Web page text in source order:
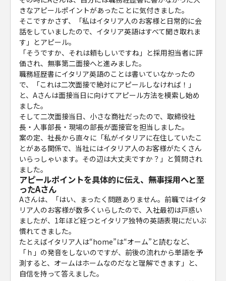
きなアピールポイントがあったことに気付きました。
そこですかさず、「私はイタリア人のお客様と日常的に会
話をしていましたので、イタリア英語はすべて聞き取れま
す」とアピール。
「そうですか、それは頼もしいですね」と採用担当者に評
価され、無事第二面接へと進みました。
職務経歴書にイタリア英語のことは書いていなかったの
で、「これは二次面接で絶対にアピールしなければ！」
と、Aさんは面接当日に向けてアピール方法を模索し始め
ました。
そして二次面接当日、小さな商社だったので、取締役社
長・人事部長・現場の部長が面接官を担当しました。
案の定、社長から直々に「私がイタリアに在住していたこ
とがある関係で、当社にはイタリア人のお客様がたくさん
いらっしゃいます。その辺は大丈夫ですか？」と質問され
ました。
アピールポイントを具体的に伝え、無事採用へと至
ったAさん
Aさんは、「はい、まったく問題ありません。前職ではイタ
リア人のお客様が数多くいらしたので、入社最初は戸惑い
ましたが、1年ほど経つとイタリア独特の英語表現にだいぶ
慣れてきました。
たとえばイタリア人は“home”は“オーム”と読むなど、
「ｈ」の発音をしないのですが、前後の流れから単語を予
測すると、オームはホームなのだなと理解できます」と、
自信を持って答えました。